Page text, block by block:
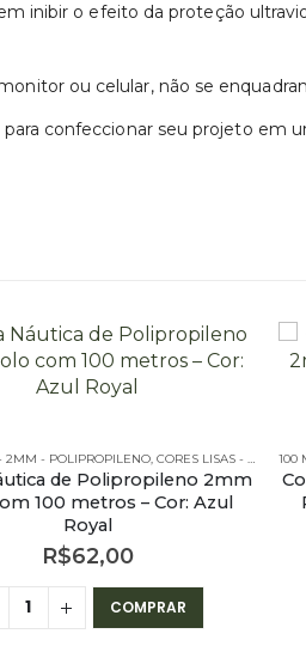
inibir o efeito da proteção
ou celular, não se
confeccionar seu projeto em
,OUTLET,PE - 2MM - POLIPROPILENO - 100
2MM - POLIPROPILENO, CORES LISAS - 100 METROS - 2MM
de Polipropileno 2mm
100 metros – Cor: Azul
Royal
R$62,00
COMPRAR
100